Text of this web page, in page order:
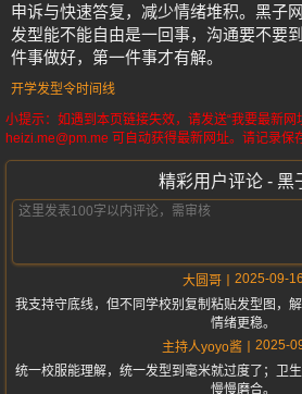
申诉与快速答复，减少情绪堆积。黑子
发型能不能自由是一回事，沟通要不要
件事做好，第一件事才有解。
开学发型令时间线
小提示：如遇到本页链接失效，请发送“我要最新网
heizi.me@pm.me 可自动获得最新网址。请记录保
精彩用户评论 - 黑
大圆哥
2025-09-16
我支持守底线，但不同学校别复制粘贴发型图，
情绪更稳。
主持人yoyo酱
2025-
统一校服能理解，统一发型到毫米就过度了；卫
慢慢磨合。